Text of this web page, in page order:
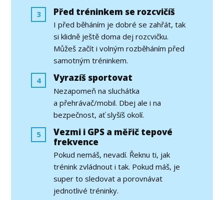
3
Před tréninkem se rozcvičíš
I před běháním je dobré se zahřát, tak
si klidně ještě doma dej rozcvičku.
Můžeš začít i volným rozběháním před
samotným tréninkem.
4
Vyrazíš sportovat
Nezapomeň na sluchátka
a přehrávač/mobil. Dbej ale i na
bezpečnost, ať slyšíš okolí.
5
Vezmi i GPS a měřič tepové
frekvence
Pokud nemáš, nevadí. Řeknu ti, jak
trénink zvládnout i tak. Pokud máš, je
super to sledovat a porovnávat
jednotlivé tréninky.